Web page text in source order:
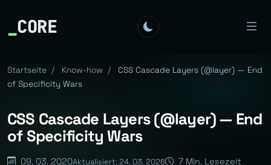
_CORE
Startseite / Know-how /
CSS Cascade Layers (@layer) — End
of Specificity Wars
CSS Cascade Layers (@layer) — End
of Specificity Wars
09. 03. 2020Aktualisiert: 24. 03. 2026 7 Min. Lesezeit